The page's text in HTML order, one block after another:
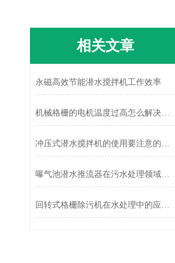
相关文章
永磁高效节能潜水搅拌机工作效率
机械格栅的电机温度过高怎么解决？
冲压式潜水搅拌机的使用要注意的事项
曝气池潜水推流器在污水处理领域具有广泛的应用
回转式格栅除污机在水处理中的应用效果分析